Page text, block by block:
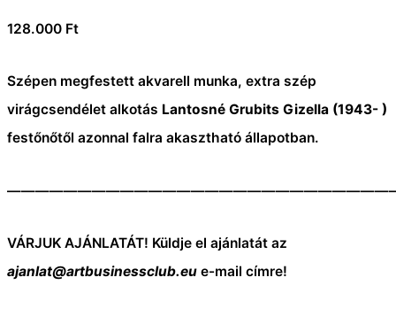
128.000 Ft
Szépen megfestett akvarell munka, extra szép
virágcsendélet alkotás Lantosné Grubits Gizella (1943- )
festőnőtől azonnal falra akasztható állapotban.
VÁRJUK AJÁNLATÁT! Küldje el ajánlatát az
ajanlat@artbusinessclub.eu e-mail címre!